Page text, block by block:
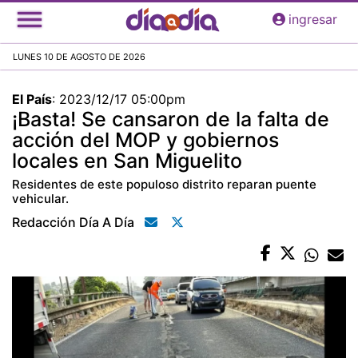
Pasar
al
principal
ingresar
LUNES 10 DE AGOSTO DE 2026
El País: 2023/12/17 05:00pm
¡Basta! Se cansaron de la falta de
acción del MOP y gobiernos
locales en San Miguelito
Residentes de este populoso distrito reparan puente
vehicular.
Redacción Día A Día